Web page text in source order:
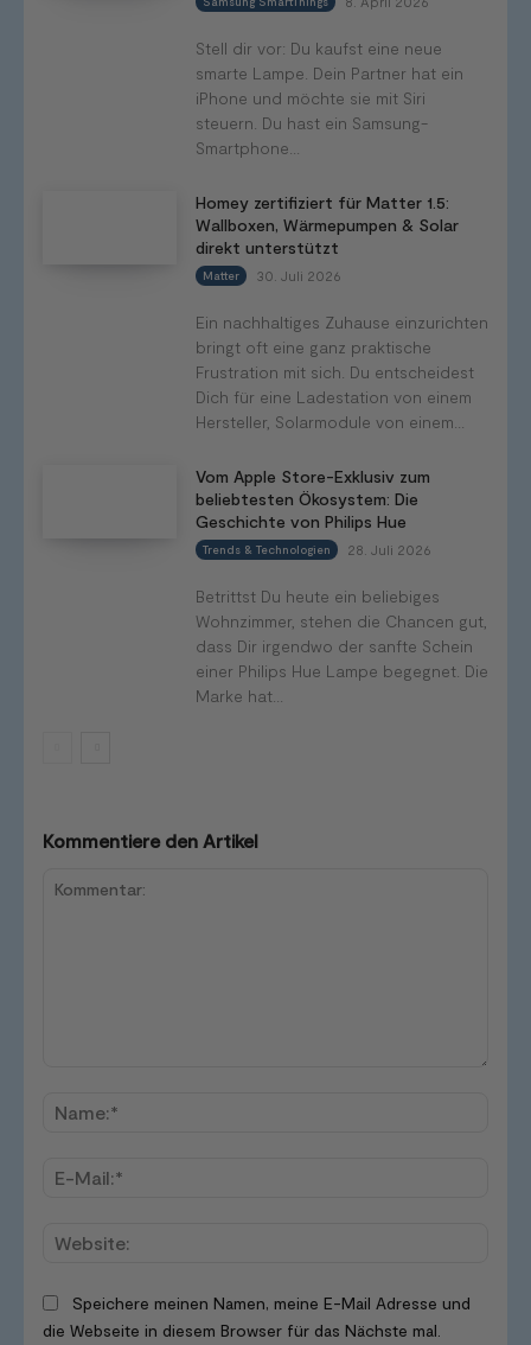
Stell dir vor: Du kaufst eine neue
smarte Lampe. Dein Partner hat ein
iPhone und möchte sie mit Siri
steuern. Du hast ein Samsung-
Smartphone...
Homey zertifiziert für Matter 1.5:
Wallboxen, Wärmepumpen & Solar
direkt unterstützt
Matter 30. Juli 2026
Ein nachhaltiges Zuhause einzurichten
bringt oft eine ganz praktische
Frustration mit sich. Du entscheidest
Dich für eine Ladestation von einem
Hersteller, Solarmodule von einem...
Vom Apple Store-Exklusiv zum
beliebtesten Ökosystem: Die
Geschichte von Philips Hue
Trends & Technologien 28. Juli 2026
Betrittst Du heute ein beliebiges
Wohnzimmer, stehen die Chancen gut,
dass Dir irgendwo der sanfte Schein
einer Philips Hue Lampe begegnet. Die
Marke hat...
Kommentiere den Artikel
Speichere meinen Namen, meine E-Mail Adresse und
die Webseite in diesem Browser für das Nächste mal.